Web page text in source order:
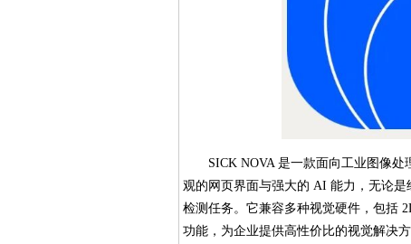
SICK NOVA 是一款面向工业图像处
观的网页界面与强大的 AI 能力，无论
检测任务。它兼容多种视觉硬件，包括
功能，为企业提供高性价比的视觉解决方